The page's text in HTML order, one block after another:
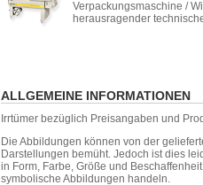
Verpackungsmaschine /
herausragender
ALLGEMEINE INFORMATIONEN
Irrtümer bezüglich Preisangaben und
Die Abbildungen können von der
Darstellungen bemüht. Jedoch ist dies
in Form, Farbe, Größe und
symbolische Abbildungen handeln.